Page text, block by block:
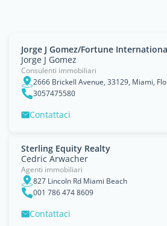
Jorge J Gomez/Fortune
Jorge J Gomez
Consulenti immobiliari
2666 Brickell Avenue, 33129, Miami,
3057475580
Contattaci
Sterling Equity Realty
Cedric Arwacher
Agenti immobiliari
827 Lincoln Rd Miami Beach
001 786 474 8609
Contattaci